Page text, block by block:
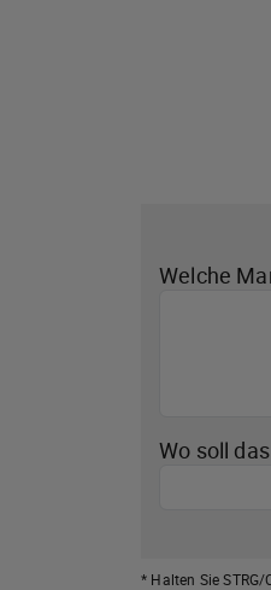
Welche
Wo soll
* Halten Sie STRG/